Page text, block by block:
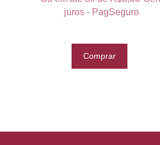
juros - PagSeguro
Comprar